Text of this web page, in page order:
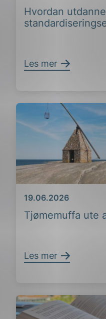
Hvordan
Les mer
Tjømemuffa ute
Dato
19.06.2026
Les mer